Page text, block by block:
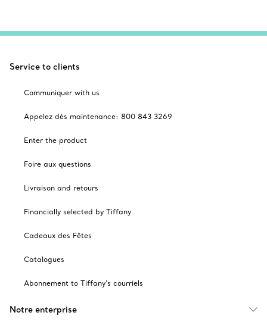
Service to clients
Communiquer with us
Appelez dès maintenance: 800 843 3269
Enter the product
Foire aux questions
Livraison and retours
Financially selected by Tiffany
Cadeaux des Fêtes
Catalogues
Abonnement to Tiffany's courriels
Notre enterprise